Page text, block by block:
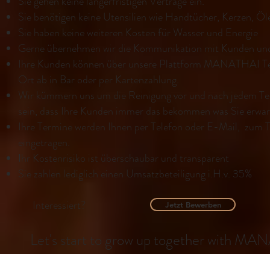
Sie benötigen keine Utensilien wie Handtücher, Kerzen,
Sie haben keine weiteren Kosten für Wasser und Energie
Gerne übernehmen wir die Kommunikation mit Kunden
Ihre Kunden können über unsere Plattform MANATHAI
Ort ab in Bar oder per Kartenzahlung.
Wir kümmern uns um die Reinigung vor und nach jedem
sein, dass Ihre Kunden immer das bekommen was Sie
Ihre Termine werden Ihnen per Telefon oder E-Mail,
eingetragen.
I hr Kostenrisiko ist überschaubar und transparent
Sie zahlen lediglich einen Umsatzbeteiligung i.H.v. 35%
Interessiert?
Let's start to grow up together with
Jetzt Bewerben